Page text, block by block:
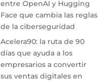
entre OpenAI y Hugging
Face que cambia las reglas
de la ciberseguridad
Acelera90: la ruta de 90
días que ayuda a los
empresarios a convertir
sus ventas digitales en